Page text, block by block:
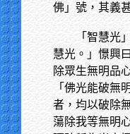
佛」號，其義
「智慧光
慧光。」憬興
除眾生無明品
「佛光能破無
者，均以破除
蕩除我等無明